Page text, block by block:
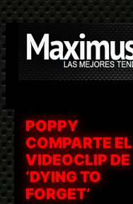
Saltar
al
contenido
POPPY
COMPARTE EL
VIDEOCLIP DE
‘DYING TO
FORGET’